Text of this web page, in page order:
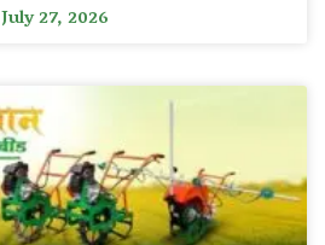
July 27, 2026